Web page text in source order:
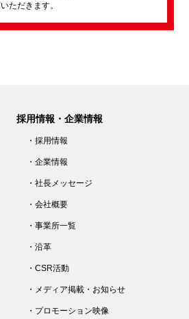
ただきます。
採用情報・企業情報
・採用情報
・企業情報
・社長メッセージ
・会社概要
・事業所一覧
・沿革
・CSR活動
・メディア掲載・お知らせ
・プロモーション映像